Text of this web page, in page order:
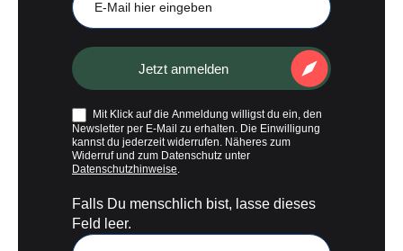
Jetzt anmelden
Mit Klick auf die Anmeldung willigst du ein, den
Newsletter per E-Mail zu erhalten. Die Einwilligung
kannst du jederzeit widerrufen. Näheres zum
Widerruf und zum Datenschutz unter
Datenschutzhinweise.
Falls Du menschlich bist, lasse dieses
Feld leer.